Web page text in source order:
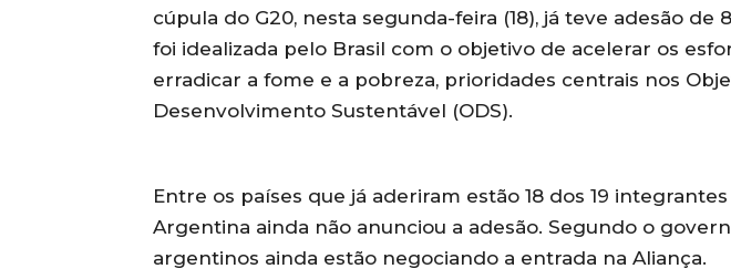
cúpula do G20, nesta segunda-feira (18), já teve adesão de
foi idealizada pelo Brasil com o objetivo de acelerar os
erradicar a fome e a pobreza, prioridades centrais nos
Desenvolvimento Sustentável (ODS).
Entre os países que já aderiram estão 18 dos 19
Argentina ainda não anunciou a adesão. Segundo o
argentinos ainda estão negociando a entrada na Aliança.